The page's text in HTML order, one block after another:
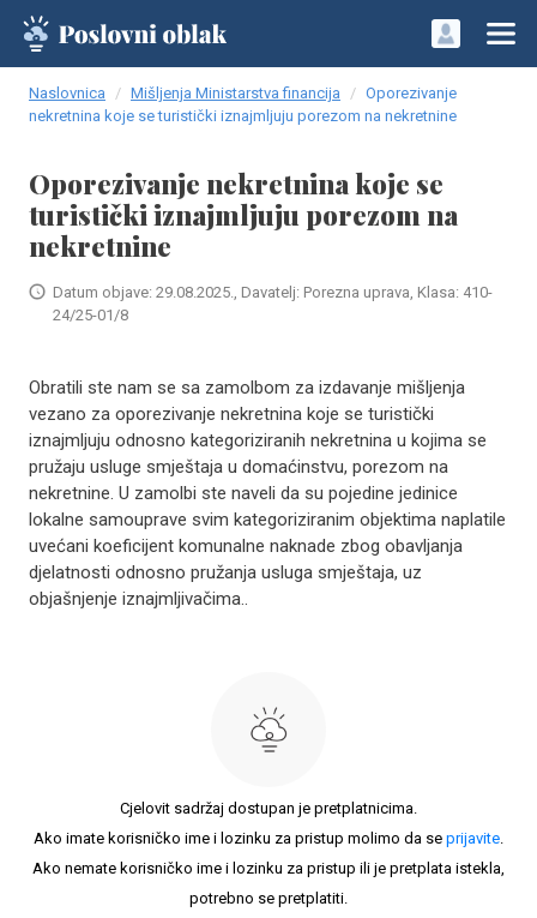
Naslovnica Mišljenja Ministarstva financija
Oporezivanje
nekretnina koje se turistički iznajmljuju porezom na nekretnine
Oporezivanje nekretnina koje se
turistički iznajmljuju porezom na
nekretnine
Datum objave: 29.08.2025., Davatelj: Porezna uprava, Klasa: 410-
24/25-01/8
Obratili ste nam se sa zamolbom za izdavanje mišljenja
vezano za oporezivanje nekretnina koje se turistički
iznajmljuju odnosno kategoriziranih nekretnina u kojima se
pružaju usluge smještaja u domaćinstvu, porezom na
nekretnine. U zamolbi ste naveli da su pojedine jedinice
lokalne samouprave svim kategoriziranim objektima naplatile
uvećani koeficijent komunalne naknade zbog obavljanja
djelatnosti odnosno pružanja usluga smještaja, uz
objašnjenje iznajmljivačima..
Cjelovit sadržaj dostupan je pretplatnicima.
Ako imate korisničko ime i lozinku za pristup molimo da se prijavite.
Ako nemate korisničko ime i lozinku za pristup ili je pretplata istekla,
potrebno se pretplatiti.